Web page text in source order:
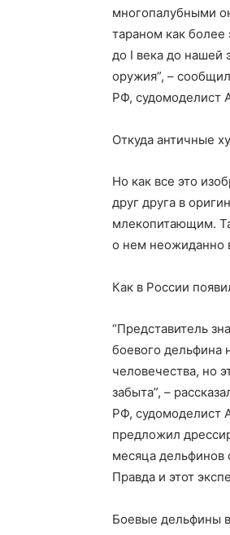
многопалубными
тараном как
до I века до нашей
оружия”, –
РФ, судомоделист
Откуда античные
Но как все это
друг друга в
млекопитающим.
о нем неожиданно
Как в России
“Представитель
боевого дельфина
человечества, но
забыта”, –
РФ, судомоделист
предложил
месяца дельфинов
Правда и этот
Боевые дельфины